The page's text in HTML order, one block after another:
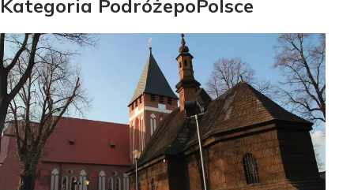
Kategoria Podróżepo Polsce